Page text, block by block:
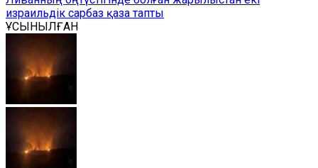
израильдік сарбаз қаза тапты
ҰСЫНЫЛҒАН